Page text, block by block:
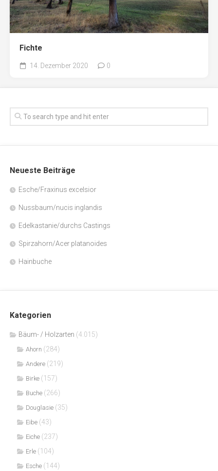
Fichte
14. Dezember 2020 0
Neueste Beiträge
Esche/Fraxinus excelsior
Nussbaum/nucis inglandis
Edelkastanie/durchs Castings
Spirzahorn/Acer platanoides
Hainbuche
Kategorien
Bäum- / Holzarten (4.015)
Ahorn (284)
Andere (219)
Birke (157)
Buche (266)
Douglasie (35)
Eibe (43)
Eiche (237)
Erle (104)
Esche (144)